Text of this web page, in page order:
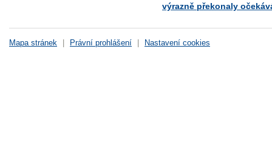
výrazně překonaly
Mapa stránek Právní prohlášení Nastavení cookies